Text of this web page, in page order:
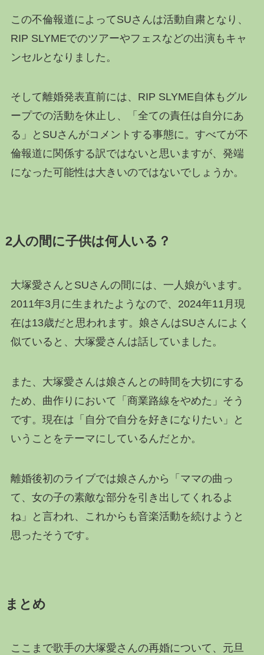
この不倫報道によってSUさんは活動自粛となり、
RIP SLYMEでのツアーやフェスなどの出演もキャ
ンセルとなりました。
そして離婚発表直前には、RIP SLYME自体もグル
ープでの活動を休止し、「全ての責任は自分にあ
る」とSUさんがコメントする事態に。すべてが不
倫報道に関係する訳ではないと思いますが、発端
になった可能性は大きいのではないでしょうか。
2人の間に子供は何人いる？
大塚愛さんとSUさんの間には、一人娘がいます。
2011年3月に生まれたようなので、2024年11月現
在は13歳だと思われます。娘さんはSUさんによく
似ていると、大塚愛さんは話していました。
また、大塚愛さんは娘さんとの時間を大切にする
ため、曲作りにおいて「商業路線をやめた」そう
です。現在は「自分で自分を好きになりたい」と
いうことをテーマにしているんだとか。
離婚後初のライブでは娘さんから「ママの曲っ
て、女の子の素敵な部分を引き出してくれるよ
ね」と言われ、これからも音楽活動を続けようと
思ったそうです。
まとめ
ここまで歌手の大塚愛さんの再婚について、元旦